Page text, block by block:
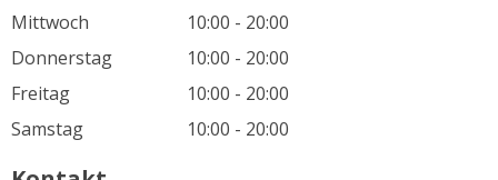
Mittwoch
10:00 - 20:00
Donnerstag
10:00 - 20:00
Freitag
10:00 - 20:00
Samstag
10:00 - 20:00